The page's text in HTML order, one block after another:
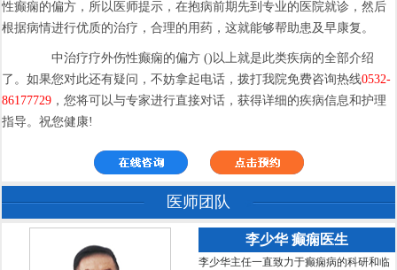
性癫痫的偏方，所以医师提示，在抱病前期先到专业的医院就诊，然后
根据病情进行优质的治疗，合理的用药，这就能够帮助患及早康复。
中治疗疗外伤性癫痫的偏方 ()以上就是此类疾病的全部介绍
了。如果您对此还有疑问，不妨拿起电话，拨打我院免费咨询热线0532-
86177729 ，您将可以与专家进行直接对话，获得详细的疾病信息和护理
指导。祝您健康!
医师团队
李少华 癫痫医生
李少华主任一直致力于癫痫病的科研和临